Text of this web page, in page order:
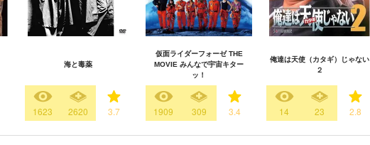
海と毒薬
1623 2620 3.7
仮面ライダーフォーゼ THE
MOVIE みんなで宇宙キター
ッ！
1909 309 3.4
俺達は天使（カタギ）じゃない
２
14 23 2.8